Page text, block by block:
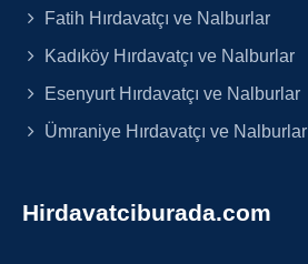
Fatih Hırdavatçı ve Nalburlar
Kadıköy Hırdavatçı ve Nalburlar
Esenyurt Hırdavatçı ve Nalburlar
Ümraniye Hırdavatçı ve Nalburlar
Hirdavatciburada.com